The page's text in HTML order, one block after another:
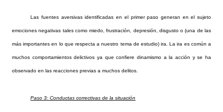
Las fuentes aversivas identificadas en el primer paso generan en el sujeto
emociones negativas tales como miedo, frustración, depresión, disgusto o (una de las
más importantes en lo que respecta a nuestro tema de estudio) ira. La ira es común a
muchos comportamientos delictivos ya que confiere dinamismo a la acción y se ha
observado en las reacciones previas a muchos delitos.
Paso 3: Conductas correctivas de la situación